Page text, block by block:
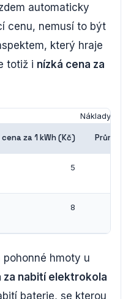
automaticky
cenu, nemusí to být
který hraje
totiž i nízká cena za
Náklady na
za 1 kWh (Kč)
5
8
hmoty u
za nabití elektrokola
baterie, se kterou